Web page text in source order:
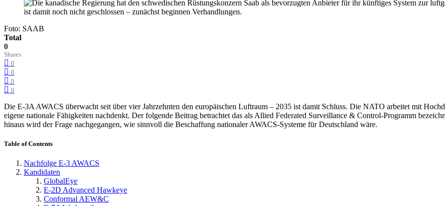
Foto: SAAB
Total
0
Shares
0
0
0
0
Die E-3A AWACS überwacht seit über vier Jahrzehnten den europäischen Luftraum – 2035 ist damit Schluss. Die NATO arbeitet mit
eigene nationale Fähigkeiten nachdenkt. Der folgende Beitrag betrachtet das als Allied Federated Surveillance & Control-Programm
hinaus wird der Frage nachgegangen, wie sinnvoll die Beschaffung nationaler AWACS-Systeme für Deutschland wäre.
Table of Contents
Nachfolge E-3 AWACS
Kandidaten
GlobalEye
E-2D Advanced Hawkeye
Conformal AEW&C